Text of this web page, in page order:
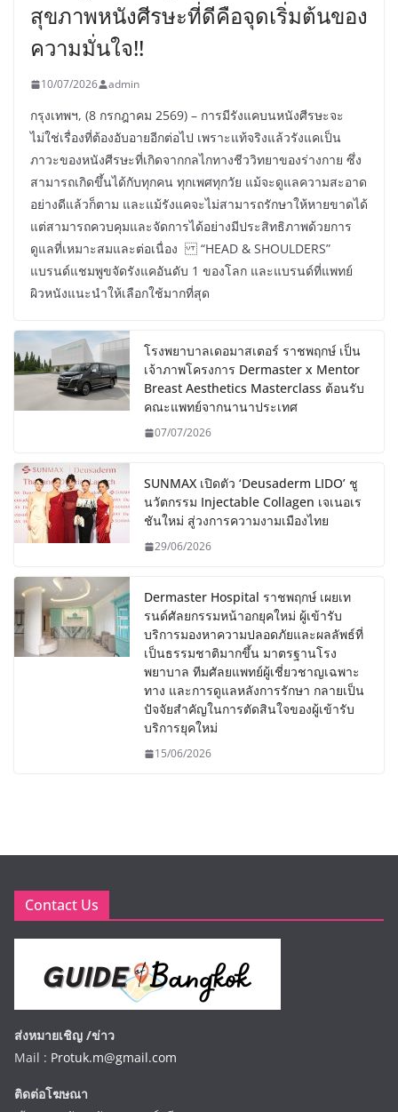
สุขภาพหนังศีรษะที่ดีคือจุดเริ่มต้นของ
ความมั่นใจ!!
10/07/2026 admin
กรุงเทพฯ, (8 กรกฎาคม 2569) – การมีรังแคบนหนังศีรษะจะ
ไม่ใช่เรื่องที่ต้องอับอายอีกต่อไป เพราะแท้จริงแล้วรังแคเป็น
ภาวะของหนังศีรษะที่เกิดจากกลไกทางชีววิทยาของร่างกาย ซึ่ง
สามารถเกิดขึ้นได้กับทุกคน ทุกเพศทุกวัย แม้จะดูแลความสะอาด
อย่างดีแล้วก็ตาม และแม้รังแคจะไม่สามารถรักษาให้หายขาดได้
แต่สามารถควบคุมและจัดการได้อย่างมีประสิทธิภาพด้วยการ
ดูแลที่เหมาะสมและต่อเนื่อง “HEAD & SHOULDERS”
แบรนด์แชมพูขจัดรังแคอันดับ 1 ของโลก และแบรนด์ที่แพทย์
ผิวหนังแนะนำให้เลือกใช้มากที่สุด
โรงพยาบาลเดอมาสเตอร์ ราชพฤกษ์ เป็น
เจ้าภาพโครงการ Dermaster x Mentor
Breast Aesthetics Masterclass ต้อนรับ
คณะแพทย์จากนานาประเทศ
07/07/2026
SUNMAX เปิดตัว ‘Deusaderm LIDO’ ชู
นวัตกรรม Injectable Collagen เจเนอเร
ชันใหม่ สู่วงการความงามเมืองไทย
29/06/2026
Dermaster Hospital ราชพฤกษ์ เผยเท
รนด์ศัลยกรรมหน้าอกยุคใหม่ ผู้เข้ารับ
บริการมองหาความปลอดภัยและผลลัพธ์ที่
เป็นธรรมชาติมากขึ้น มาตรฐานโรง
พยาบาล ทีมศัลยแพทย์ผู้เชี่ยวชาญเฉพาะ
ทาง และการดูแลหลังการรักษา กลายเป็น
ปัจจัยสำคัญในการตัดสินใจของผู้เข้ารับ
บริการยุคใหม่
15/06/2026
Contact Us
ส่งหมายเชิญ /ข่าว
Mail : Protuk.m@gmail.com
ติดต่อโฆษณา